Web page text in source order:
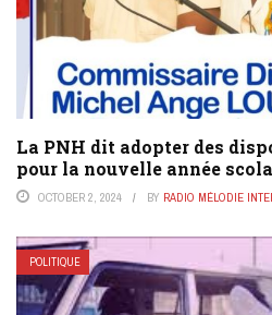
La PNH dit adopter des
pour la nouvelle année
OCTOBER 2, 2024 BY RADIO MÉLODIE
POLITIQUE